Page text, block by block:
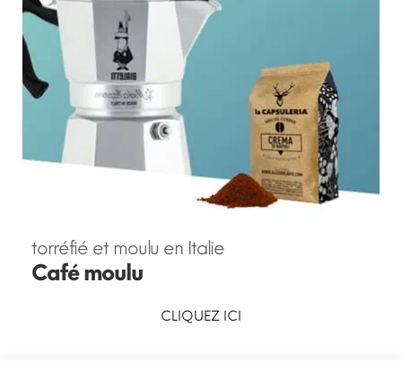
torréfié et moulu en Italie
Café moulu
CLIQUEZ ICI